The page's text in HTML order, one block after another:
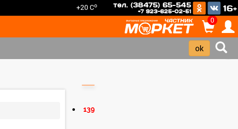
+20 Co тел. (38475) 65-545
+7 923-625-02-51 16+
0
139
›